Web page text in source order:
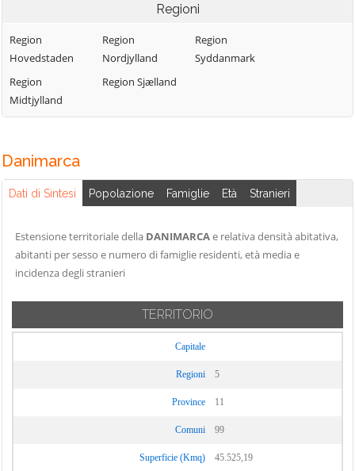
Regioni
Region
Hovedstaden
Region
Midtjylland
Region
Nordjylland
Region Sjælland
Region
Syddanmark
Danimarca
Dati di Sintesi Popolazione Famiglie Età Stranieri
Estensione territoriale della DANIMARCAe relativa densità abitativa,
abitanti per sesso e numero di famiglie residenti, età media e
incidenza degli stranieri
TERRITORIO
Capitale
Regioni 5
Province 11
Comuni 99
Superficie (Kmq) 45.525,19